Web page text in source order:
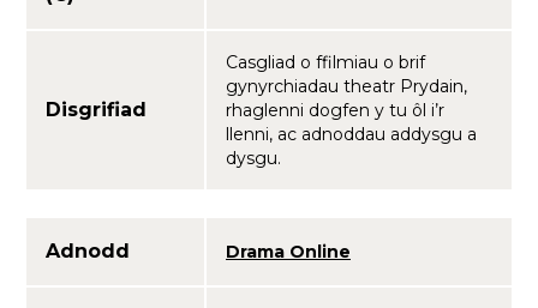
Disgrifiad
Casgliad o ffilmiau o brif
gynyrchiadau theatr Prydain,
rhaglenni dogfen y tu ôl i’r
llenni, ac adnoddau addysgu a
dysgu.
Adnodd Drama Online